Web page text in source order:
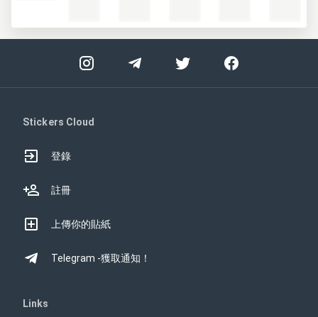
Stickers Cloud
登錄
註冊
上傳你的貼紙
Telegram -獲取通知！
Links